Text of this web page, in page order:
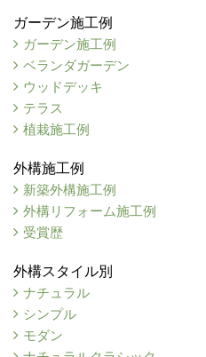
ガーデン施工例
ガーデン施工例
ベランダガーデン
ウッドデッキ
テラス
植栽施工例
外構施工例
新築外構施工例
外構リフォーム施工例
受賞歴
外構スタイル別
ナチュラル
シンプル
モダン